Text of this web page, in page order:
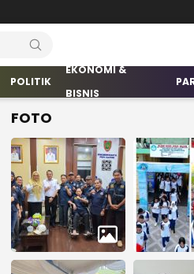
POLITIK
EKONOMI &
BISNIS
FOTO